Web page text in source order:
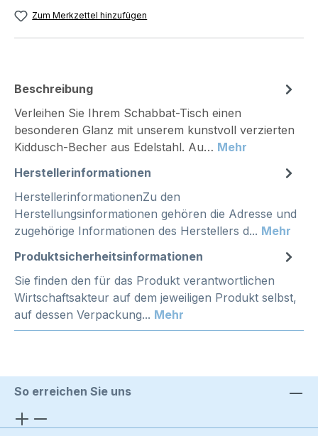
Zum Merkzettel hinzufügen
Beschreibung
Verleihen Sie Ihrem Schabbat-Tisch einen
besonderen Glanz mit unserem kunstvoll verzierten
Kiddusch-Becher aus Edelstahl. Au… Mehr
Herstellerinformationen
HerstellerinformationenZu den
Herstellungsinformationen gehören die Adresse und
zugehörige Informationen des Herstellers d... Mehr
Produktsicherheitsinformationen
Sie finden den für das Produkt verantwortlichen
Wirtschaftsakteur auf dem jeweiligen Produkt selbst,
auf dessen Verpackung... Mehr
So erreichen Sie uns